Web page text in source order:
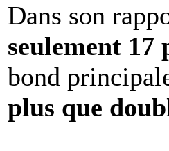
Dans son
seulement 17
bond
plus que